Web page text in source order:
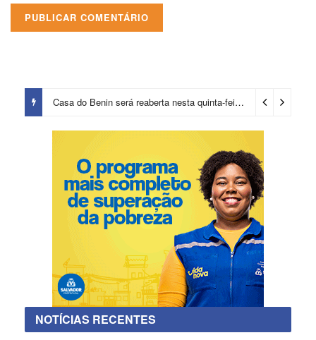
Casa do Benin será reaberta nesta quinta-feira (6) 13 horas ago
NOTÍCIAS RECENTES